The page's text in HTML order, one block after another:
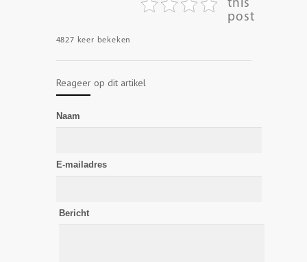
this
post
4827 keer bekeken
Reageer op dit artikel
Naam
E-mailadres
Bericht